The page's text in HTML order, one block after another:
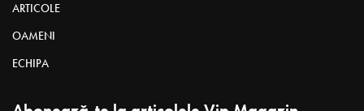
ARTICOLE
OAMENI
ECHIPA